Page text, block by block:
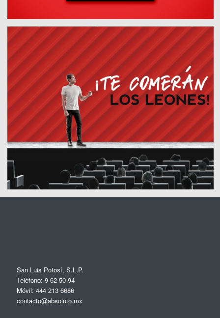
San Luis Potosí, S.L.P.
Teléfono: 9 62 50 94
Móvil: 444 213 6686
contacto@absoluto.mx